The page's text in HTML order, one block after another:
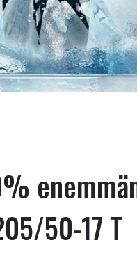
50-17 T